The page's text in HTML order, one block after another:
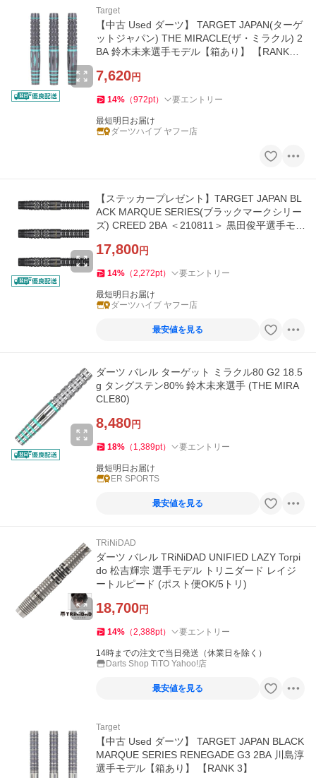
Target
【中古 Used ダーツ】 TARGET JAPAN(ターゲ
ットジャパン) THE MIRACLE(ザ・ミラクル) 2
BA 鈴木未来選手モデル【箱あり】 【RANK
7,620円
14% （972pt） 要エントリー
最短明日お届け
ダーツハイブ ヤフー店
【ステッカープレゼント】TARGET JAPAN BL
ACK MARQUE SERIES(ブラックマークシリー
ズ) CREED 2BA ＜210811＞ 黒田俊平選手モ
17,800円
14% （2,272pt） 要エントリー
最短明日お届け
ダーツハイブ ヤフー店
最安値を見る
ダーツ バレル ターゲット ミラクル80 G2 18.5
g タングステン80% 鈴木未来選手 (THE MIRA
CLE80)
8,480円
18% （ 1,389pt） 要エントリー
最短明日お届け
ER SPORTS
最安値を見る
TRiNiDAD
ダーツ バレル TRiNiDAD UNIFIED LAZY Torpi
do 松吉輝宗 選手モデル トリニダード レイジ
ートルピード (ポスト便OK/5トリ)
18,700円
14% （2,388pt） 要エントリー
14時までの注文で当日発送（休業日を除く）
Darts Shop TiTO Yahoo!店
最安値を見る
Target
【中古 Used ダーツ】 TARGET JAPAN BLACK
MARQUE SERIES RENEGADE G3 2BA 川島淳
選手モデル【箱あり】 【RANK 3】